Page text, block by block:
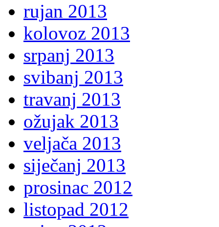
rujan 2013
kolovoz 2013
srpanj 2013
svibanj 2013
travanj 2013
ožujak 2013
veljača 2013
siječanj 2013
prosinac 2012
listopad 2012